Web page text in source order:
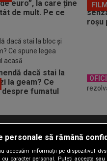
dacă stai la bloc și
Ce spune legea
acasă
si conditii Politica de
personale să rămână
accesăm informații pe dispozitivul
caracter personal. Puteți accepta